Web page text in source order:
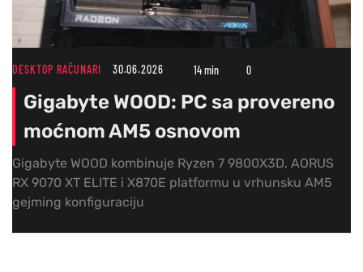
DESKTOP RAČUNARI 30.06.2026 14 min 0
Gigabyte WOOD: PC sa provereno
moćnom AM5 osnovom
Gigabyte WOOD kombinuje Ryzen 7 9800X3D, AORUS
RX 9070 XT ELITE i X870E platformu u vrhunsku AM5
gejming konfiguraciju